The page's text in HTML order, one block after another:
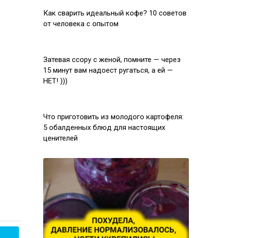
Как сварить идеальный кофе? 10 советов
от человека с опытом
Затевая ссору с женой, помните — через
15 минут вам надоест ругаться, а ей —
НЕТ! )))
Что приготовить из молодого картофеля:
5 обалденных блюд для настоящих
ценителей